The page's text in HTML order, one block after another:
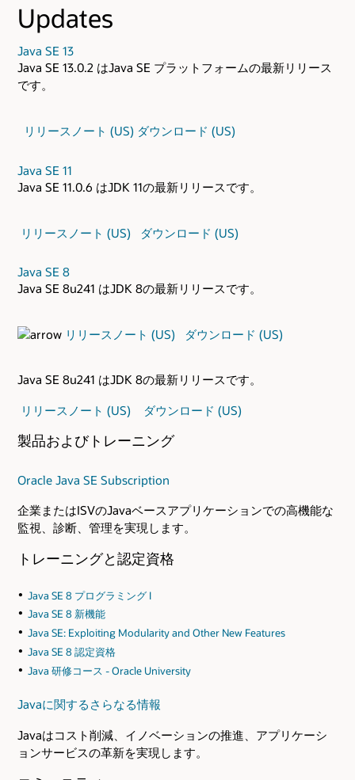
Updates
Java SE 13
Java SE 13.0.2 はJava SE プラットフォームの最新リリース
です。
リリースノート (US) ダウンロード (US)
Java SE 11
Java SE 11.0.6 はJDK 11の最新リリースです。
リリースノート (US) ダウンロード (US)
Java SE 8
Java SE 8u241 はJDK 8の最新リリースです。
リリースノート (US) ダウンロード (US)
Java SE 8u241 はJDK 8の最新リリースです。
リリースノート (US)
ダウンロード (US)
製品およびトレーニング
Oracle Java SE Subscription
企業またはISVのJavaベースアプリケーションでの高機能な
監視、診断、管理を実現します。
トレーニングと認定資格
Java SE 8 プログラミング I
Java SE 8 新機能
Java SE: Exploiting Modularity and Other New Features
Java SE 8 認定資格
Java 研修コース - Oracle University
Javaに関するさらなる情報
Javaはコスト削減、イノベーションの推進、アプリケーシ
ョンサービスの革新を実現します。